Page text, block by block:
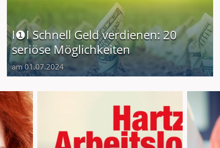
I❶I Schnell Geld verdienen: 20
seriöse Möglichkeiten
am 01.07.2024